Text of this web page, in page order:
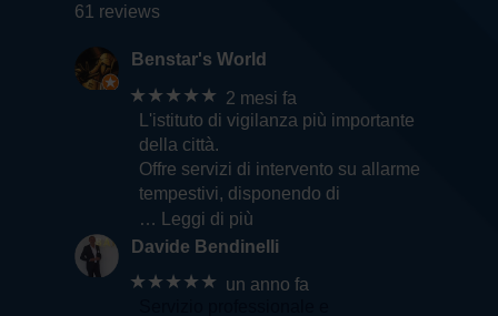
61 reviews
Benstar's World
★★★★★ 2 mesi fa
L'istituto di vigilanza più importante
della città.
Offre servizi di intervento su allarme
tempestivi, disponendo di
… Leggi di più
Davide Bendinelli
★★★★★ un anno fa